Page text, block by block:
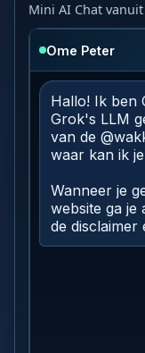
Mini AI Chat